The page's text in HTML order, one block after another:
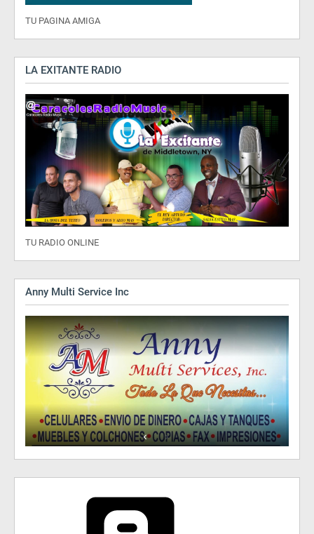
TU PAGINA AMIGA
LA EXITANTE RADIO
TU RADIO ONLINE
Anny Multi Service Inc